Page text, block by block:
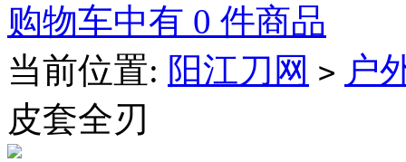
购物车中有 0 件商品
当前位置: 阳江刀网 > 户
皮套全刃